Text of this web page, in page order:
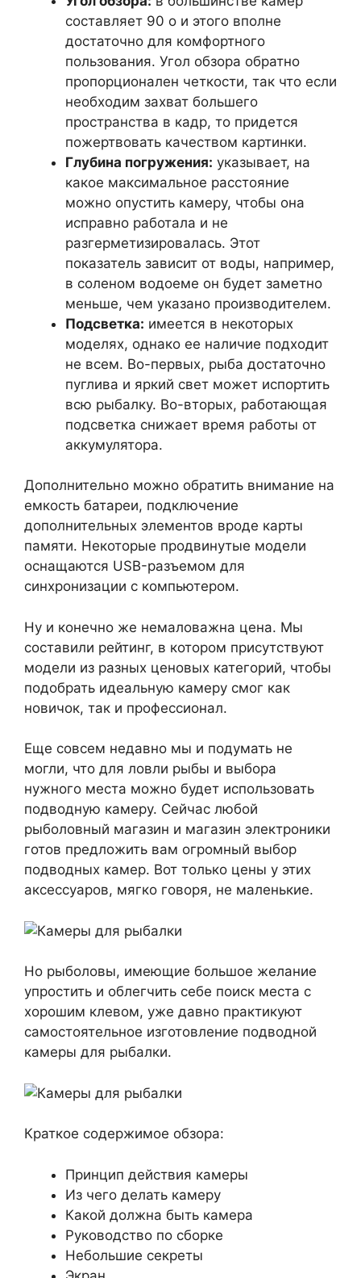
составляет 90 о и этого вполне
достаточно для комфортного
пользования. Угол обзора обратно
пропорционален четкости, так что если
необходим захват большего
пространства в кадр, то придется
пожертвовать качеством картинки.
Глубина погружения: указывает, на
какое максимальное расстояние
можно опустить камеру, чтобы она
исправно работала и не
разгерметизировалась. Этот
показатель зависит от воды, например,
в соленом водоеме он будет заметно
меньше, чем указано производителем.
Подсветка: имеется в некоторых
моделях, однако ее наличие подходит
не всем. Во-первых, рыба достаточно
пуглива и яркий свет может испортить
всю рыбалку. Во-вторых, работающая
подсветка снижает время работы от
аккумулятора.
Дополнительно можно обратить внимание на
емкость батареи, подключение
дополнительных элементов вроде карты
памяти. Некоторые продвинутые модели
оснащаются USB-разъемом для
синхронизации с компьютером.
Ну и конечно же немаловажна цена. Мы
составили рейтинг, в котором присутствуют
модели из разных ценовых категорий, чтобы
подобрать идеальную камеру смог как
новичок, так и профессионал.
Еще совсем недавно мы и подумать не
могли, что для ловли рыбы и выбора
нужного места можно будет использовать
подводную камеру. Сейчас любой
рыболовный магазин и магазин электроники
готов предложить вам огромный выбор
подводных камер. Вот только цены у этих
аксессуаров, мягко говоря, не маленькие.
Но рыболовы, имеющие большое желание
упростить и облегчить себе поиск места с
хорошим клевом, уже давно практикуют
самостоятельное изготовление подводной
камеры для рыбалки.
Краткое содержимое обзора:
Принцип действия камеры
Из чего делать камеру
Какой должна быть камера
Руководство по сборке
Небольшие секреты